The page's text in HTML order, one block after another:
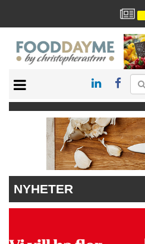
RECEPT
RESTAURANG
NYHETER